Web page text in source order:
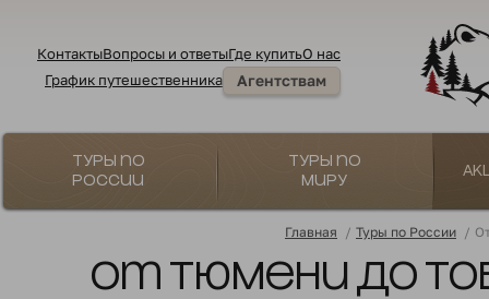
КонтактыВопросы и ответыГде купитьО нас
График путешественника
Агентствам
Туры по
России
Туры по
миру
Главная / Туры по России /
От Тюмени до